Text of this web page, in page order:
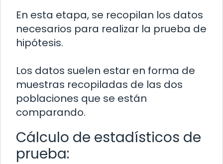
En esta etapa, se recopilan los datos
necesarios para realizar la prueba de
hipótesis.
Los datos suelen estar en forma de
muestras recopiladas de las dos
poblaciones que se están
comparando.
Cálculo de estadísticos de
prueba: